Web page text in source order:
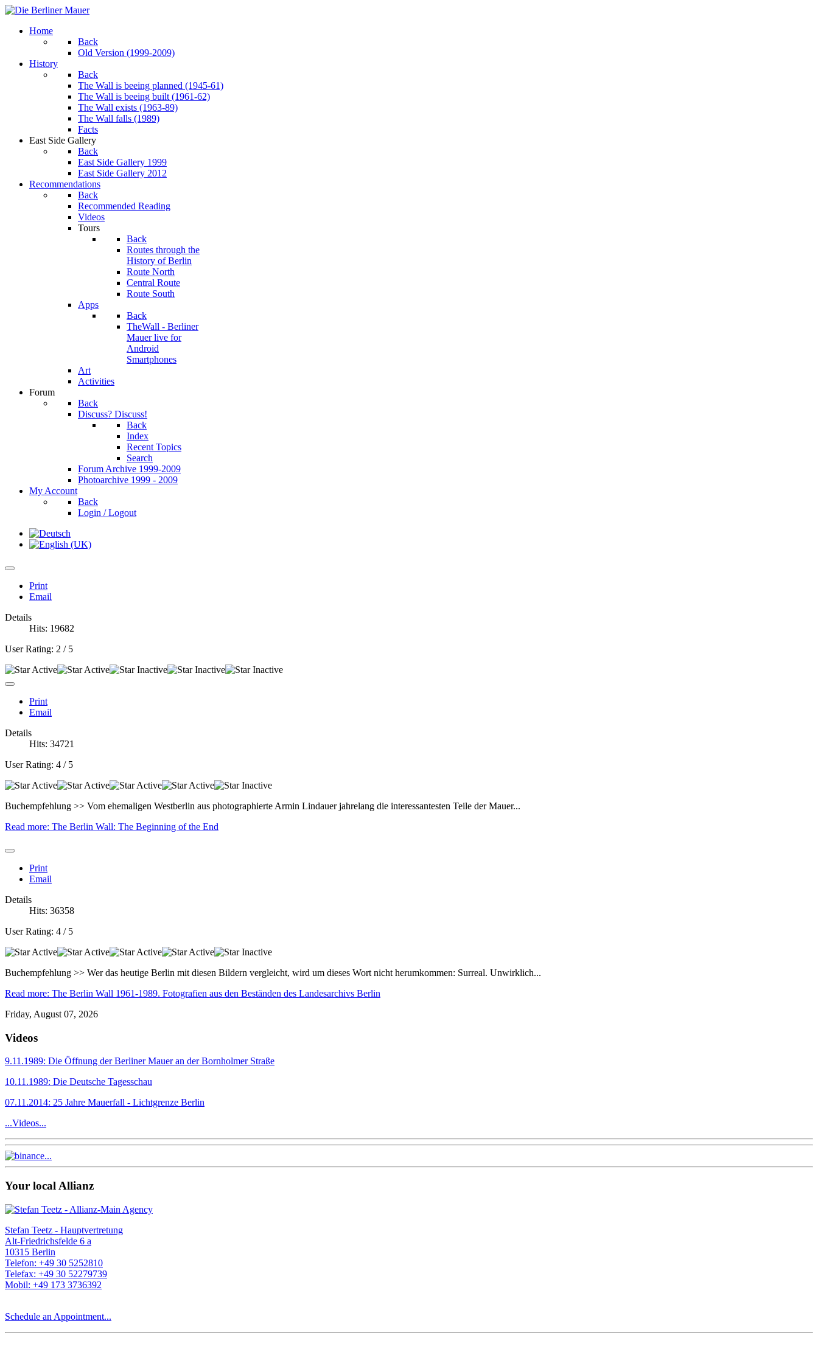
Home
Back
Old Version (1999-2009)
History
Back
The Wall is beeing planned (1945-61)
The Wall is beeing built (1961-62)
The Wall exists (1963-89)
The Wall falls (1989)
Facts
East Side Gallery
Back
East Side Gallery 1999
East Side Gallery 2012
Recommendations
Back
Recommended Reading
Videos
Tours
Back
Routes through the
History of Berlin
Route North
Central Route
Route South
Apps
Back
TheWall - Berliner
Mauer live for
Android
Smartphones
Art
Activities
Forum
Back
Discuss? Discuss!
Back
Index
Recent Topics
Search
Forum Archive 1999-2009
Photoarchive 1999 - 2009
My Account
Back
Login / Logout
Print
Email
Details
Hits: 19682
User Rating: 2 / 5
Print
Email
Details
Hits: 34721
User Rating: 4 / 5
Buchempfehlung >> Vom ehemaligen Westberlin aus photographierte Armin Lindauer jahrelang die interessantesten Teile der Mauer...
Read more: The Berlin Wall: The Beginning of the End
Print
Email
Details
Hits: 36358
User Rating: 4 / 5
Buchempfehlung >> Wer das heutige Berlin mit diesen Bildern vergleicht, wird um dieses Wort nicht herumkommen: Surreal. Unwirklich...
Read more: The Berlin Wall 1961-1989. Fotografien aus den Beständen des Landesarchivs Berlin
Friday, August 07, 2026
Videos
9.11.1989: Die Öffnung der Berliner Mauer an der Bornholmer Straße
10.11.1989: Die Deutsche Tagesschau
07.11.2014: 25 Jahre Mauerfall - Lichtgrenze Berlin
...Videos...
Your local Allianz
Stefan Teetz - Hauptvertretung
Alt-Friedrichsfelde 6 a
10315 Berlin
Telefon: +49 30 5252810
Telefax: +49 30 52279739
Mobil: +49 173 3736392
Schedule an Appointment...